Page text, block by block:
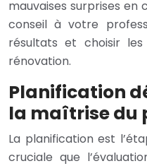
mauvaises surprises en
conseil à votre
résultats et choisir
rénovation.
Planification
la maîtrise du
La planification est
cruciale que